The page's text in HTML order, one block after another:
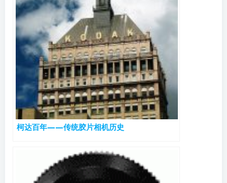
柯达百年——传统胶片相机历史